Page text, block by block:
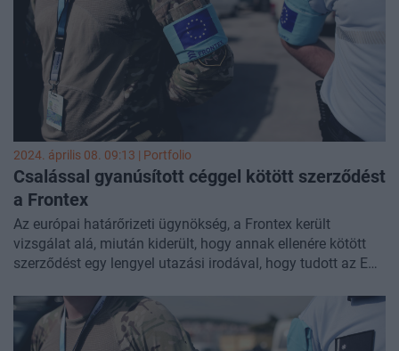
2024. április 08. 09:13 | Portfolio
Csalással gyanúsított céggel kötött szerződést
a Frontex
Az európai határőrizeti ügynökség, a Frontex került
vizsgálat alá, miután kiderült, hogy annak ellenére kötött
szerződést egy lengyel utazási irodával, hogy tudott az EU
eljárásáról. APoliticoés a német
megszerzett dokumentumokból kiderül, hogy Hans
Leijtens, a Frontex ügyvezető igazgatója a vizsgálatról